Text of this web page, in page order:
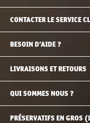
CONTACTER LE SERVICE
BESOIN D’AIDE ?
LIVRAISONS ET RETOURS
QUI SOMMES NOUS ?
PRÉSERVATIFS EN GROS